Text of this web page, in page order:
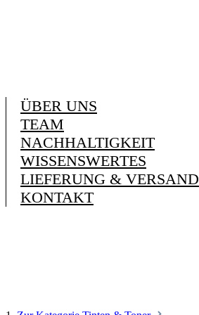
ÜBER UNS
TEAM
NACHHALTIGKEIT
WISSENSWERTES
LIEFERUNG & VERSAND
KONTAKT